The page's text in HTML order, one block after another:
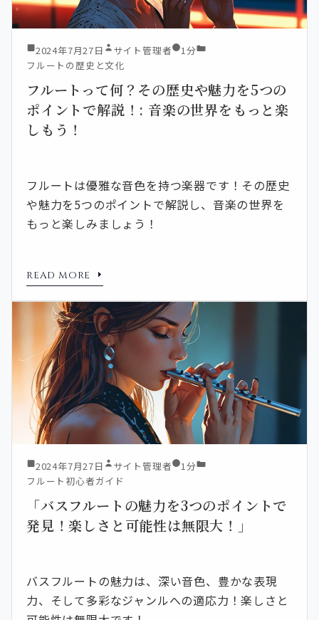
2024年7月27日 サイト管理者
1分
フルートの歴史と文化
フルートって何？その歴史や魅力を5つの
ポイントで解説！: 音楽の世界をもっと楽
しもう！
フルートは優雅な音色を持つ楽器です！その歴史
や魅力を5つのポイントで解説し、音楽の世界を
もっと楽しみましょう！
READ MORE
2024年7月27日 サイト管理者
1分
フルート初心者ガイド
「バスフルートの魅力を3つのポイントで
発見！楽しさと可能性は無限大！」
バスフルートの魅力は、深い音色、豊かな表現
力、そして多彩なジャンルへの適応力！楽しさと